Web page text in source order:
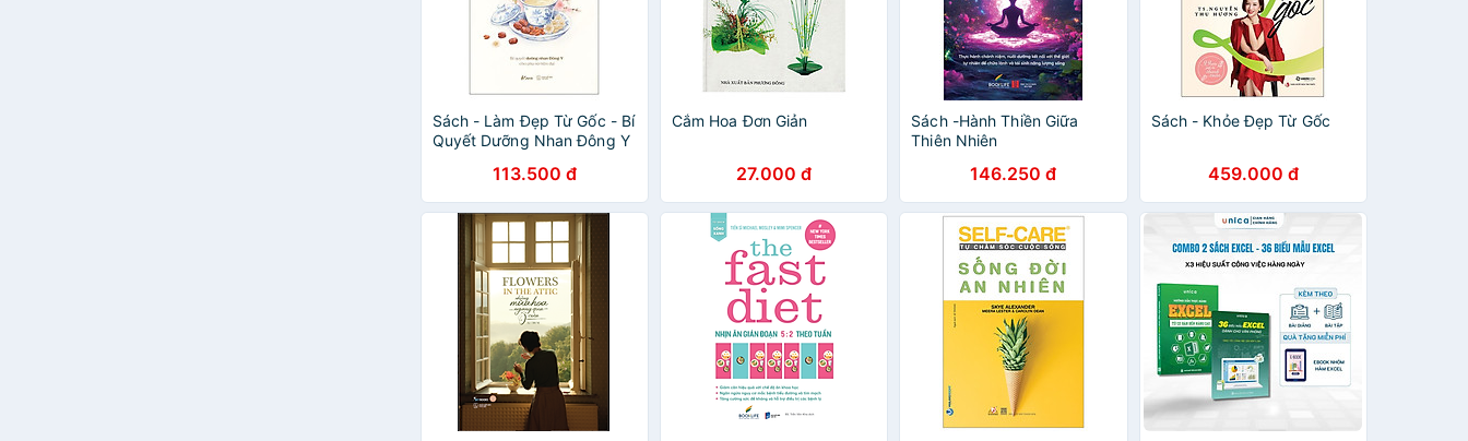
Sách - Làm Đẹp Từ Gốc - Bí
Quyết Dưỡng Nhan Đông Y
113.500 đ
Cắm Hoa Đơn Giản
27.000 đ
Sách -Hành Thiền Giữa
Thiên Nhiên
146.250 đ
Sách - Khỏe Đẹp Từ Gốc
459.000 đ